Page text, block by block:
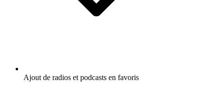
Ajout de radios et podcasts en favoris